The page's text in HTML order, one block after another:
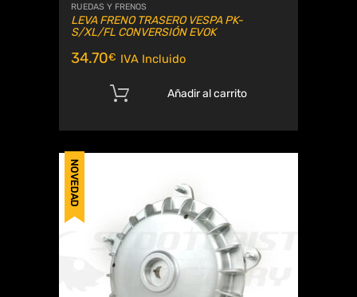
RUEDAS Y FRENOS
LEVA FRENO TRASERO VESPA PK-
S/XL/FL CONVERSIÓN EVOK
34.70€ IVA Incluido
Añadir al carrito
NOVEDAD